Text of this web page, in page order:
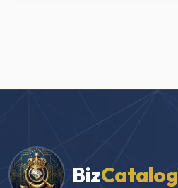
BizCatalog